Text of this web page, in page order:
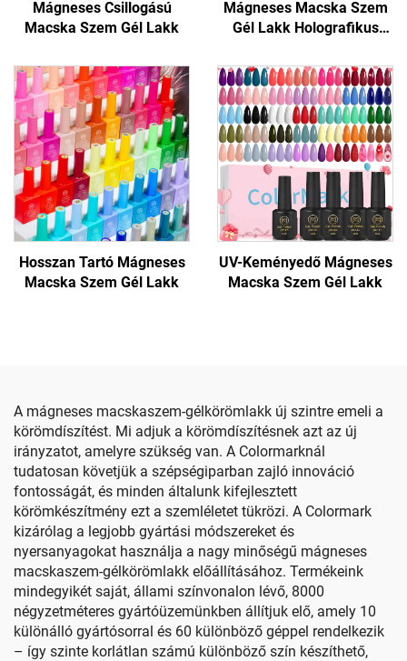
Mágneses Csillogású
Macska Szem Gél Lakk
Mágneses Macska Szem
Gél Lakk Holografikus
Hosszan Tartó Mágneses
Macska Szem Gél Lakk
UV-Keményedő Mágneses
Macska Szem Gél Lakk
A mágneses macskaszem-gélkörömlakk új szintre emeli a
körömdíszítést. Mi adjuk a körömdíszítésnek azt az új
irányzatot, amelyre szükség van. A Colormarknál
tudatosan követjük a szépségiparban zajló innováció
fontosságát, és minden általunk kifejlesztett
körömkészítmény ezt a szemléletet tükrözi. A Colormark
kizárólag a legjobb gyártási módszereket és
nyersanyagokat használja a nagy minőségű mágneses
macskaszem-gélkörömlakk előállításához. Termékeink
mindegyikét saját, állami színvonalon lévő, 8000
négyzetméteres gyártóüzemünkben állítjuk elő, amely 10
különálló gyártósorral és 60 különböző géppel rendelkezik
– így szinte korlátlan számú különböző szín készíthető,